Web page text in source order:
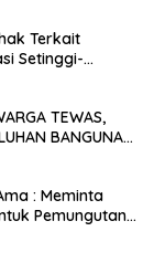
Terkait
Setinggi-
ke MK
TEWAS,
BANGUNAN
: Meminta
Pemungutan